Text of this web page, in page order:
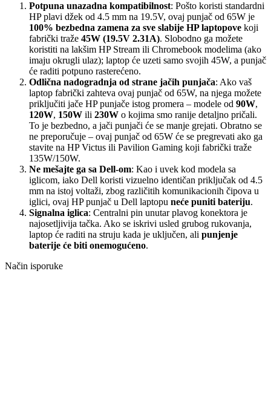
Potpuna unazadna kompatibilnost: Pošto koristi standardni
HP plavi džek od 4.5 mm na 19.5V, ovaj punjač od 65W je
100% bezbedna zamena za sve slabije HP laptopove koji
fabrički traže 45W (19.5V 2.31A). Slobodno ga možete
koristiti na lakšim HP Stream ili Chromebook modelima (ako
imaju okrugli ulaz); laptop će uzeti samo svojih 45W, a punjač
će raditi potpuno rasterećeno.
Odlična nadogradnja od strane jačih punjača: Ako vaš
laptop fabrički zahteva ovaj punjač od 65W, na njega možete
priključiti jače HP punjače istog promera – modele od 90W,
120W, 150W ili 230W o kojima smo ranije detaljno pričali.
To je bezbedno, a jači punjači će se manje grejati. Obratno se
ne preporučuje – ovaj punjač od 65W će se pregrevati ako ga
stavite na HP Victus ili Pavilion Gaming koji fabrički traže
135W/150W.
Ne mešajte ga sa Dell-om: Kao i uvek kod modela sa
iglicom, iako Dell koristi vizuelno identičan priključak od 4.5
mm na istoj voltaži, zbog različitih komunikacionih čipova u
iglici, ovaj HP punjač u Dell laptopu neće puniti bateriju.
Signalna iglica: Centralni pin unutar plavog konektora je
najosetljivija tačka. Ako se iskrivi usled grubog rukovanja,
laptop će raditi na struju kada je uključen, ali punjenje
baterije će biti onemogućeno.
Način isporuke